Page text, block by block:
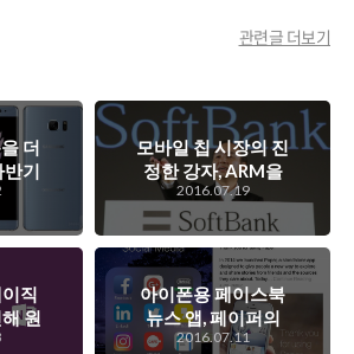
관련글 더보기
더
반기
플
, 갤
모바일 칩 시장의 진
정한 강자, ARM을
인수하려는 소프트
뱅크의 손정의
2016.07.19
직
원
은
아이폰용 페이스북
뉴스 앱, 페이퍼의
종료를 보면서..
2016.07.11